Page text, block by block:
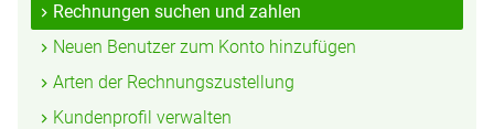
Rechnungen suchen und zahlen
Neuen Benutzer zum Konto hinzufügen
Arten der Rechnungszustellung
Kundenprofil verwalten